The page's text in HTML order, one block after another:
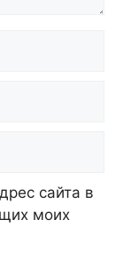
сайта в
моих